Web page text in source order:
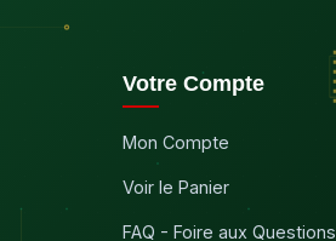
Votre Compte
Mon Compte
Voir le Panier
FAQ - Foire aux Questions